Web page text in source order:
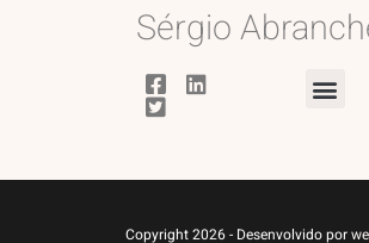
Sérgio
Copyright 2026 - Desenvolvido por